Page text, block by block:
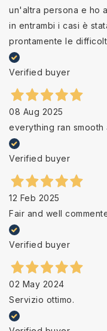
un'altra persona e ho
in entrambi i casi è
prontamente le
Verified buyer
08 Aug 2025
everything ran
Verified buyer
12 Feb 2025
Fair and well
Verified buyer
02 May 2024
Servizio ottimo.